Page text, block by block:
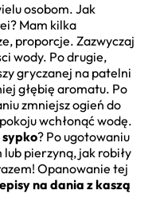
osobom. Jak
Mam kilka
proporcje. Zazwyczaj
wody. Po drugie,
gryczanej na patelni
głębię aromatu. Po
zmniejsz ogień do
wchłonąć wodę.
? Po ugotowaniu
pierzyną, jak robiły
Opanowanie tej
na dania z kaszą